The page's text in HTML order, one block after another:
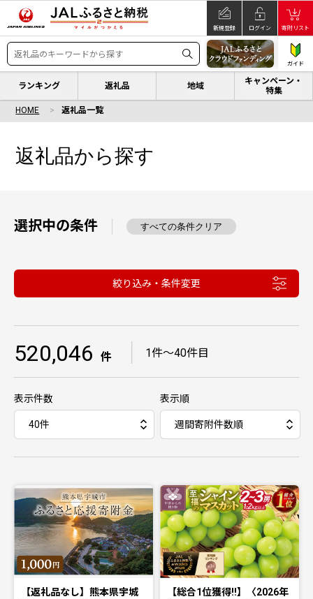
新規登録 ログイン 寄附リスト
ガイド
ランキング 返礼品 地域
キャンペーン・
特集
HOME 返礼品一覧
返礼品から探す
選択中の条件 すべての条件クリア
絞り込み・条件変更
520,046 件 1件〜40件目
表示件数 表示順
【返礼品なし】熊本県宇城
【総合1位獲得!!】〈2026年